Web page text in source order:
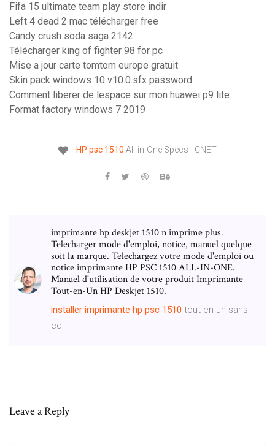
Fifa 15 ultimate team play store indir
Left 4 dead 2 mac télécharger free
Candy crush soda saga 2142
Télécharger king of fighter 98 for pc
Mise a jour carte tomtom europe gratuit
Skin pack windows 10 v10.0.sfx password
Comment liberer de lespace sur mon huawei p9 lite
Format factory windows 7 2019
HP psc 1510 All-in-One Specs - CNET
imprimante hp deskjet 1510 n imprime plus.
Telecharger mode d'emploi, notice, manuel quelque
soit la marque. Telechargez votre mode d'emploi ou
notice imprimante HP PSC 1510 ALL-IN-ONE.
Manuel d'utilisation de votre produit Imprimante
Tout-en-Un HP Deskjet 1510.
installer imprimante hp psc 1510 tout en un sans
cd
Leave a Reply